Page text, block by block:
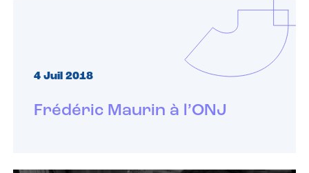
4 Juil 2018
Frédéric Maurin à l’ONJ